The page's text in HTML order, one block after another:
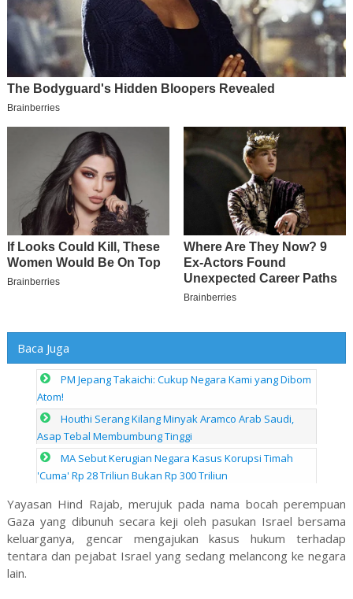
Baca Juga
PM Jepang Takaichi: Cukup Negara Kami yang Dibom
Atom!
Houthi Serang Kilang Minyak Aramco Arab Saudi,
Asap Tebal Membumbung Tinggi
MA Sebut Kerugian Negara Kasus Korupsi Timah
'Cuma' Rp 28 Triliun Bukan Rp 300 Triliun
Yayasan Hind Rajab, merujuk pada nama bocah perempuan
Gaza yang dibunuh secara keji oleh pasukan Israel bersama
keluarganya, gencar mengajukan kasus hukum terhadap
tentara dan pejabat Israel yang sedang melancong ke negara
lain.